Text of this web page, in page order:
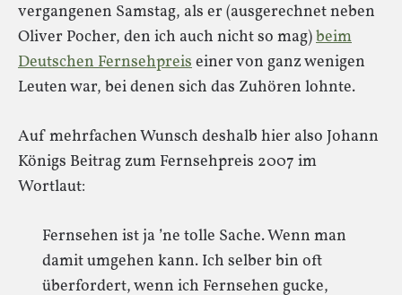
vergangenen Samstag, als er (ausgerechnet neben
Oliver Pocher, den ich auch nicht so mag)beim
Deutschen Fernsehpreiseiner von ganz wenigen
Leuten war, bei denen sich das Zuhören lohnte.
Auf mehrfachen Wunsch deshalb hier also Johann
Königs Beitrag zum Fernsehpreis 2007 im
Wortlaut:
Fernsehen ist ja ’ne tolle Sache. Wenn man
damit umgehen kann. Ich selber bin oft
überfordert, wenn ich Fernsehen gucke,